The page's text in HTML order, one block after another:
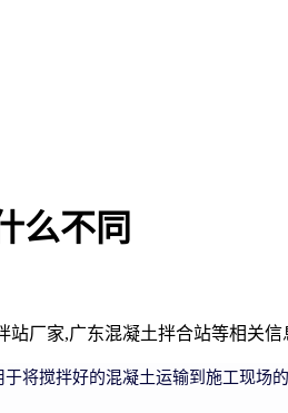
么不同
站厂家,广东混凝土拌合站等相关信
将搅拌好的混凝土运输到施工现场的